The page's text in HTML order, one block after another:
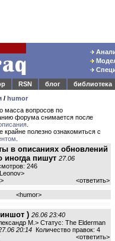
RSN блог
библиотека
/ humor
масса вопросов по
форума снимается после
крайне полезно ознакомиться с
в описаниях обновлений
иногда пишут 27.06
246
> <ответить>
<humor>
) 26.06 23:40
М.> Статус: The Elderman
20:14 Количество правок: 4
<ответить>